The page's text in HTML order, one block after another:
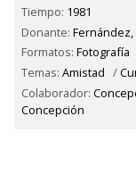
Tiempo: 1981
Donante: Fernández,
Formatos: Fotografía
Temas: Amistad /
Colaborador:
Concepción